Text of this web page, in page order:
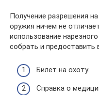
Получение разрешения
оружия ничем не
использование
собрать и
Билет на охоту.
Справка о